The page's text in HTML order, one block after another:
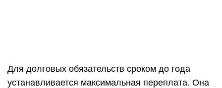
пролонгации, компания даже спустя два года
просрочки не сможет требовать более 28 000